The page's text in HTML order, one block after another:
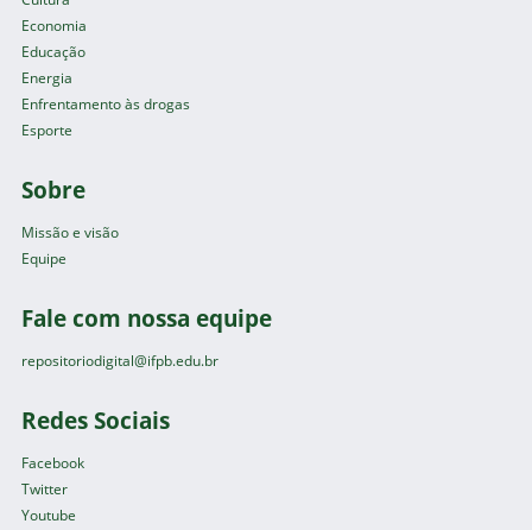
Economia
Educação
Energia
Enfrentamento às drogas
Esporte
Sobre
Missão e visão
Equipe
Fale com nossa equipe
repositoriodigital@ifpb.edu.br
Redes Sociais
Facebook
Twitter
Youtube